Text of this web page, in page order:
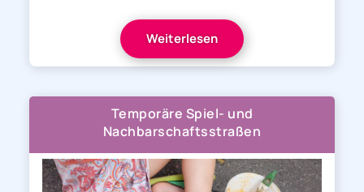
Weiterlesen
Temporäre Spiel- und
Nachbarschaftsstraßen